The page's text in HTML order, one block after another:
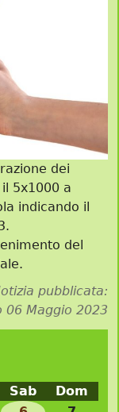
dei
5x1000 a
indicando il
del
pubblicata:
06 Maggio 2023
Sab
Dom